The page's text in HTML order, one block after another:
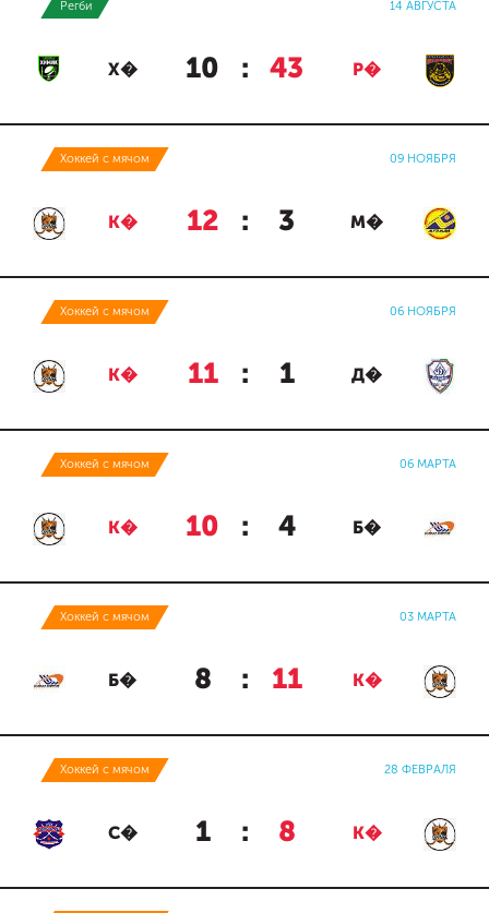
Регби 14 АВГУСТА
Х� 10 : 43 Р�
Хоккей с мячом 09 НОЯБРЯ
К� 12 : 3 М�
Хоккей с мячом 06 НОЯБРЯ
К� 11 : 1 Д�
Хоккей с мячом 06 МАРТА
К� 10 : 4 Б�
Хоккей с мячом 03 МАРТА
Б� 8 : 11 К�
Хоккей с мячом 28 ФЕВРАЛЯ
С� 1 : 8 К�